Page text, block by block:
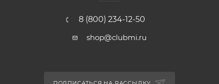
8 (800) 234-12-50
shop@clubmi.ru